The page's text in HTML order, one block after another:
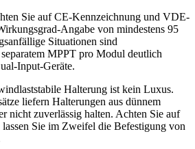
Sie auf CE-Kennzeichnung und VDE-
Angabe von mindestens 95
Situationen sind
MPPT pro Modul deutlich
Input-Geräte.
Halterung ist kein Luxus.
liefern Halterungen aus dünnem
nicht zuverlässig halten. Achten Sie auf
Sie im Zweifel die Befestigung von